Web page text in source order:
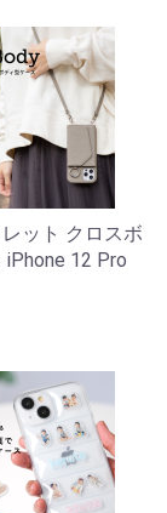
ット クロスボ
iPhone 12 Pro